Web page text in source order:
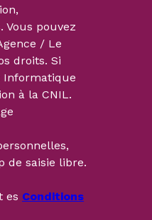
Vous pouvez
/ Le
droits. Si
Informatique
à la CNIL.
de saisie libre.
es Conditions